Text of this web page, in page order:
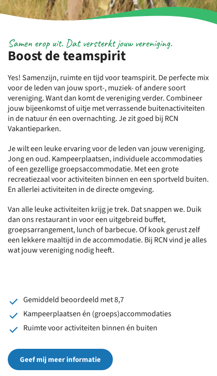
Boost de teamspirit
Samen erop uit. Dat versterkt jouw vereniging.
Yes! Samenzijn, ruimte en tijd voor teamspirit. De perfecte mix
voor de leden van jouw sport-, muziek- of andere soort
vereniging. Want dan komt de vereniging verder. Combineer
jouw bijeenkomst of uitje met verrassende buitenactiviteiten
in de natuur én een overnachting. Je zit goed bij RCN
Vakantieparken.
Je wilt een leuke ervaring voor de leden van jouw vereniging.
Jong en oud. Kampeerplaatsen, individuele accommodaties
of een gezellige groepsaccommodatie. Met een grote
recreatiezaal voor activiteiten binnen en een sportveld buiten.
En allerlei activiteiten in de directe omgeving.
Van alle leuke activiteiten krijg je trek. Dat snappen we. Duik
dan ons restaurant in voor een uitgebreid buffet,
groepsarrangement, lunch of barbecue. Of kook gerust zelf
een lekkere maaltijd in de accommodatie. Bij RCN vind je alles
wat jouw vereniging nodig heeft.
Gemiddeld beoordeeld met 8,7
Kampeerplaatsen én (groeps)accommodaties
Ruimte voor activiteiten binnen én buiten
Geef mij meer informatie